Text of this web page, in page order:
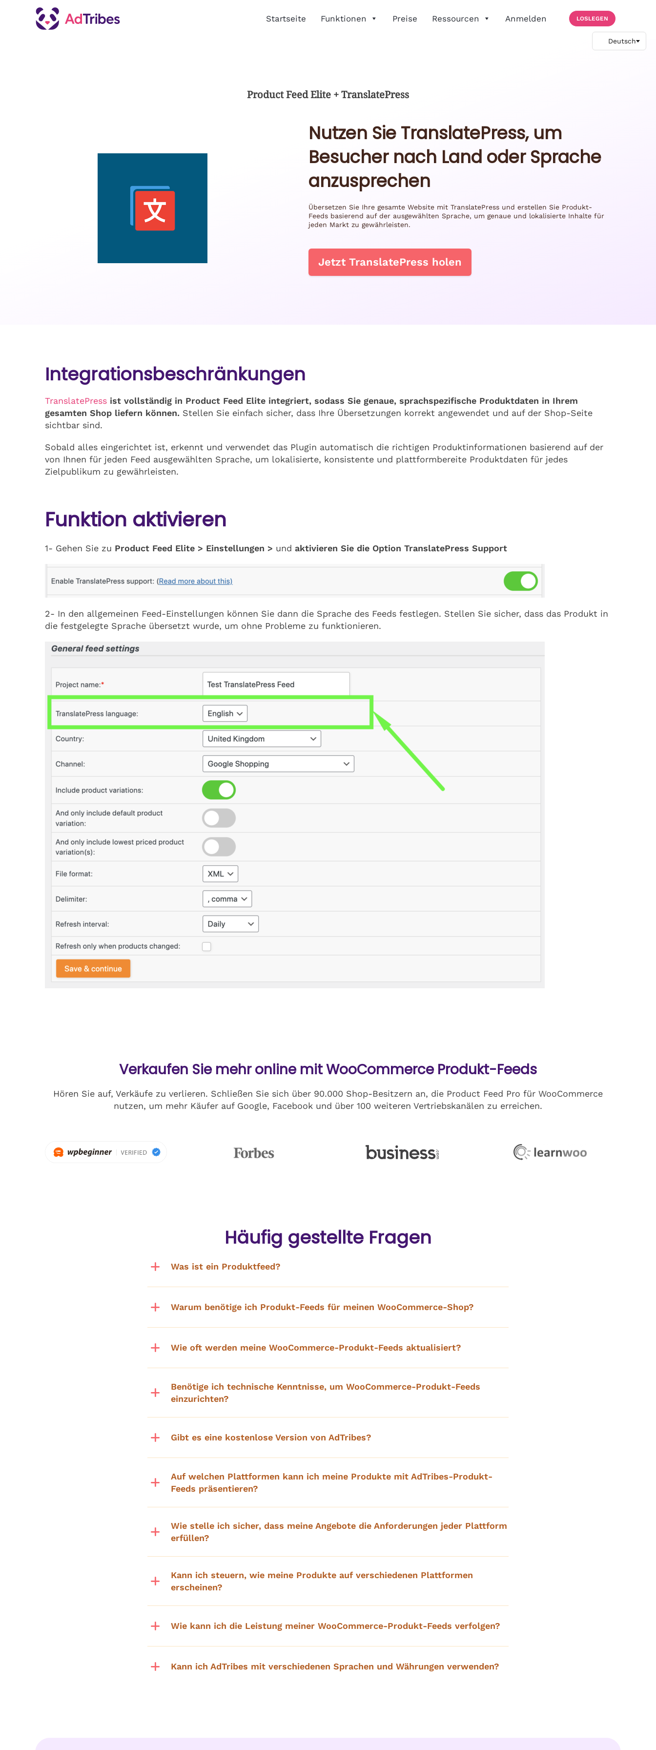
Startseite Funktionen Preise Ressourcen Anmelden LOSLEGEN
Product Feed Elite + TranslatePress
Nutzen Sie TranslatePress, um
Besucher nach Land oder Sprache
anzusprechen
Übersetzen Sie Ihre gesamte Website mit TranslatePress und erstellen Sie Produkt-
Feeds basierend auf der ausgewählten Sprache, um genaue und lokalisierte Inhalte für
jeden Markt zu gewährleisten.
Jetzt TranslatePress holen
Integrationsbeschränkungen
TranslatePress ist vollständig in Product Feed Elite integriert, sodass Sie genaue, sprachspezifische Produktdaten in Ihrem
gesamten Shop liefern können. Stellen Sie einfach sicher, dass Ihre Übersetzungen korrekt angewendet und auf der Shop-Seite
sichtbar sind.
Sobald alles eingerichtet ist, erkennt und verwendet das Plugin automatisch die richtigen Produktinformationen basierend auf der
von Ihnen für jeden Feed ausgewählten Sprache, um lokalisierte, konsistente und plattformbereite Produktdaten für jedes
Zielpublikum zu gewährleisten.
Funktion aktivieren
1- Gehen Sie zu Product Feed Elite > Einstellungen > und aktivieren Sie die Option TranslatePress Support
2- In den allgemeinen Feed-Einstellungen können Sie dann die Sprache des Feeds festlegen. Stellen Sie sicher, dass das Produkt in
die festgelegte Sprache übersetzt wurde, um ohne Probleme zu funktionieren.
Verkaufen Sie mehr online mit WooCommerce Produkt-Feeds
Hören Sie auf, Verkäufe zu verlieren. Schließen Sie sich über 90.000 Shop-Besitzern an, die Product Feed Pro für WooCommerce
nutzen, um mehr Käufer auf Google, Facebook und über 100 weiteren Vertriebskanälen zu erreichen.
Häufig gestellte Fragen
Was ist ein Produktfeed?
Warum benötige ich Produkt-Feeds für meinen WooCommerce-Shop?
Wie oft werden meine WooCommerce-Produkt-Feeds aktualisiert?
Benötige ich technische Kenntnisse, um WooCommerce-Produkt-Feeds
einzurichten?
Gibt es eine kostenlose Version von AdTribes?
Auf welchen Plattformen kann ich meine Produkte mit AdTribes-Produkt-
Feeds präsentieren?
Wie stelle ich sicher, dass meine Angebote die Anforderungen jeder Plattform
erfüllen?
Kann ich steuern, wie meine Produkte auf verschiedenen Plattformen
erscheinen?
Wie kann ich die Leistung meiner WooCommerce-Produkt-Feeds verfolgen?
Kann ich AdTribes mit verschiedenen Sprachen und Währungen verwenden?